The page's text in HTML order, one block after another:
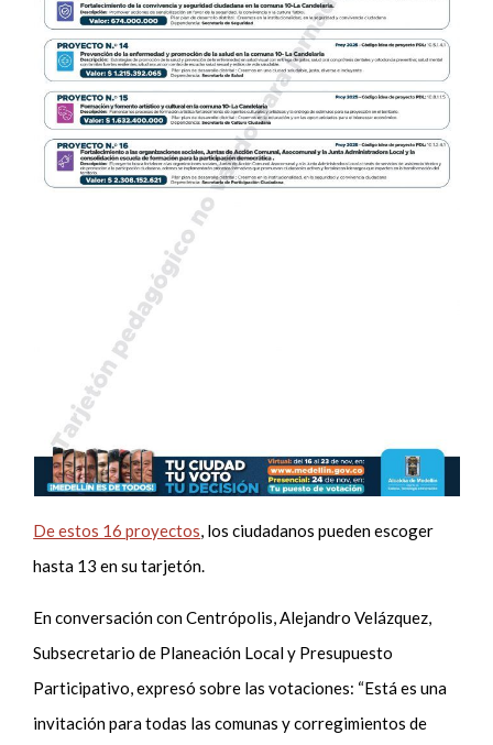
De estos 16 proyectos , los ciudadanos pueden escoger
hasta 13 en su tarjetón.
En conversación con Centrópolis, Alejandro Velázquez,
Subsecretario de Planeación Local y Presupuesto
Participativo, expresó sobre las votaciones: “Está es una
invitación para todas las comunas y corregimientos de